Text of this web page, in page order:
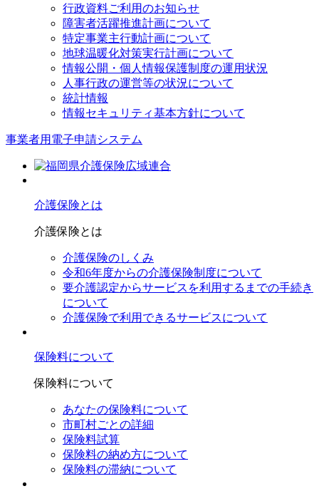
行政資料ご利用のお知らせ
障害者活躍推進計画について
特定事業主行動計画について
地球温暖化対策実行計画について
情報公開・個人情報保護制度の運用状況
人事行政の運営等の状況について
統計情報
情報セキュリティ基本方針について
事業者用電子申請システム
介護保険とは
介護保険とは
介護保険のしくみ
令和6年度からの介護保険制度について
要介護認定からサービスを利⽤するまでの⼿続き
について
介護保険で利⽤できるサービスについて
保険料について
保険料について
あなたの保険料について
市町村ごとの詳細
保険料試算
保険料の納め方について
保険料の滞納について